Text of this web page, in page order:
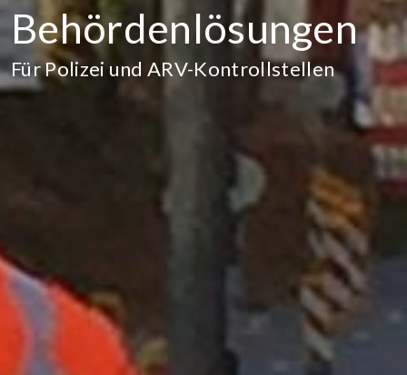
Behördenlösungen
Für Polizei und ARV-Kontrollstellen